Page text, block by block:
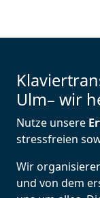
Ulm– wir
Nutze unsere
stressfreien
Wir
und von dem